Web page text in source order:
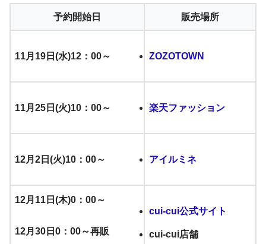
予約開始日 販売場所
11月19日(水)12：00～ ZOZOTOWN
11月25日(火)10：00～ 楽天ファッション
12月2日(火)10：00～ アイルミネ
12月11日(木)0：00～
12月30日0：00～再販
cui-cui公式サイト
cui-cui店舗